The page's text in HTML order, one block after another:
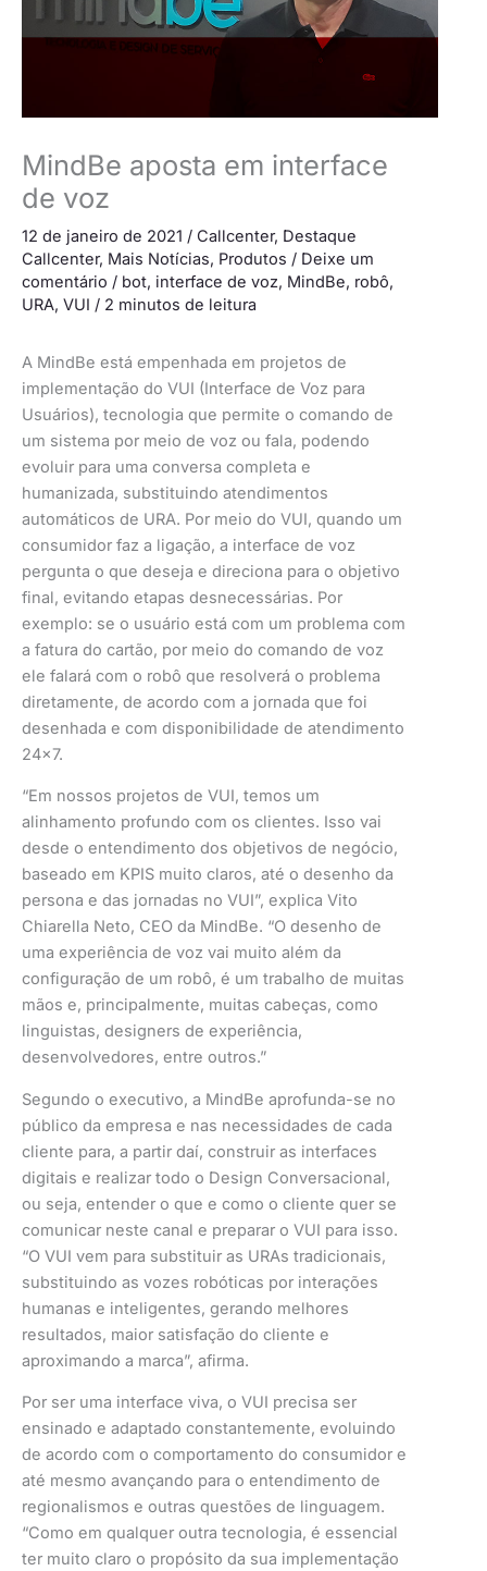
MindBe aposta em interface
de voz
12 de janeiro de 2021 / Callcenter, Destaque
Callcenter, Mais Notícias, Produtos / Deixe um
comentário / bot, interface de voz, MindBe, robô,
URA, VUI / 2 minutos de leitura
A MindBe está empenhada em projetos de
implementação do VUI (Interface de Voz para
Usuários), tecnologia que permite o comando de
um sistema por meio de voz ou fala, podendo
evoluir para uma conversa completa e
humanizada, substituindo atendimentos
automáticos de URA. Por meio do VUI, quando um
consumidor faz a ligação, a interface de voz
pergunta o que deseja e direciona para o objetivo
final, evitando etapas desnecessárias. Por
exemplo: se o usuário está com um problema com
a fatura do cartão, por meio do comando de voz
ele falará com o robô que resolverá o problema
diretamente, de acordo com a jornada que foi
desenhada e com disponibilidade de atendimento
24×7.
“Em nossos projetos de VUI, temos um
alinhamento profundo com os clientes. Isso vai
desde o entendimento dos objetivos de negócio,
baseado em KPIS muito claros, até o desenho da
persona e das jornadas no VUI”, explica Vito
Chiarella Neto, CEO da MindBe. “O desenho de
uma experiência de voz vai muito além da
configuração de um robô, é um trabalho de muitas
mãos e, principalmente, muitas cabeças, como
linguistas, designers de experiência,
desenvolvedores, entre outros.”
Segundo o executivo, a MindBe aprofunda-se no
público da empresa e nas necessidades de cada
cliente para, a partir daí, construir as interfaces
digitais e realizar todo o Design Conversacional,
ou seja, entender o que e como o cliente quer se
comunicar neste canal e preparar o VUI para isso.
“O VUI vem para substituir as URAs tradicionais,
substituindo as vozes robóticas por interações
humanas e inteligentes, gerando melhores
resultados, maior satisfação do cliente e
aproximando a marca”, afirma.
Por ser uma interface viva, o VUI precisa ser
ensinado e adaptado constantemente, evoluindo
de acordo com o comportamento do consumidor e
até mesmo avançando para o entendimento de
regionalismos e outras questões de linguagem.
“Como em qualquer outra tecnologia, é essencial
ter muito claro o propósito da sua implementação